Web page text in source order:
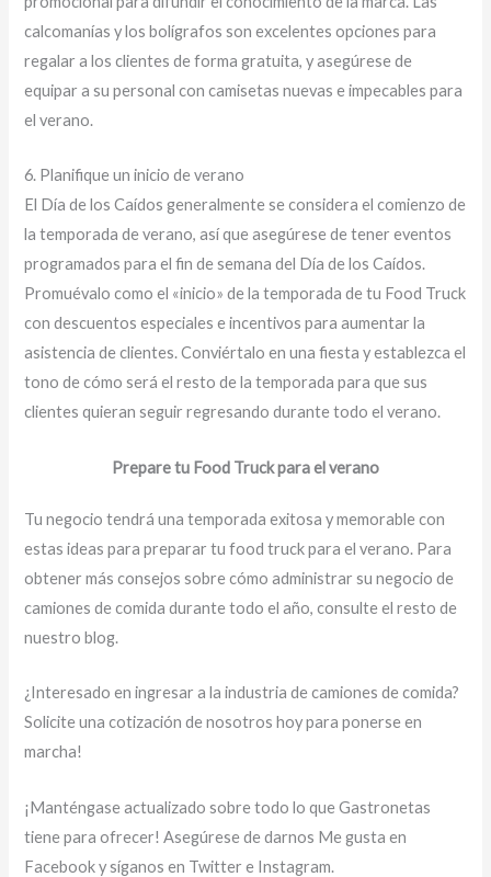
calcomanías y los bolígrafos son excelentes opciones para
regalar a los clientes de forma gratuita, y asegúrese de
equipar a su personal con camisetas nuevas e impecables para
el verano.
6. Planifique un inicio de verano
El Día de los Caídos generalmente se considera el comienzo de
la temporada de verano, así que asegúrese de tener eventos
programados para el fin de semana del Día de los Caídos.
Promuévalo como el «inicio» de la temporada de tu Food Truck
con descuentos especiales e incentivos para aumentar la
asistencia de clientes. Conviértalo en una fiesta y establezca el
tono de cómo será el resto de la temporada para que sus
clientes quieran seguir regresando durante todo el verano.
Prepare tu Food Truck para el verano
Tu negocio tendrá una temporada exitosa y memorable con
estas ideas para preparar tu food truck para el verano. Para
obtener más consejos sobre cómo administrar su negocio de
camiones de comida durante todo el año, consulte el resto de
nuestro blog.
¿Interesado en ingresar a la industria de camiones de comida?
Solicite una cotización de nosotros hoy para ponerse en
marcha!
¡Manténgase actualizado sobre todo lo que Gastronetas
tiene para ofrecer! Asegúrese de darnos Me gusta en
Facebook y síganos en Twitter e Instagram.